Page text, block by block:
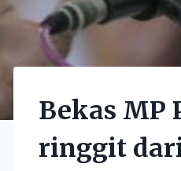
Bekas MP
ringgit